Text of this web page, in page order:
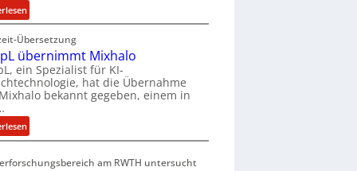
:
E
v
a
-
M
a
r
i
a
G
Übersetzung
übernimmt Mixhalo
ein Spezialist für KI-
hat die Übernahme
bekannt gegeben, einem in
:
D
am RWTH untersucht